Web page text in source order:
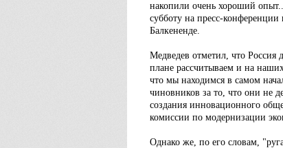
накопили очень хороший
субботу на пресс-
Балкененде.
Медведев отметил, что
плане рассчитываем и на
что мы находимся в самом
чиновников за то, что они не
создания инновационного
комиссии по модернизации
Однако же, по его словам,